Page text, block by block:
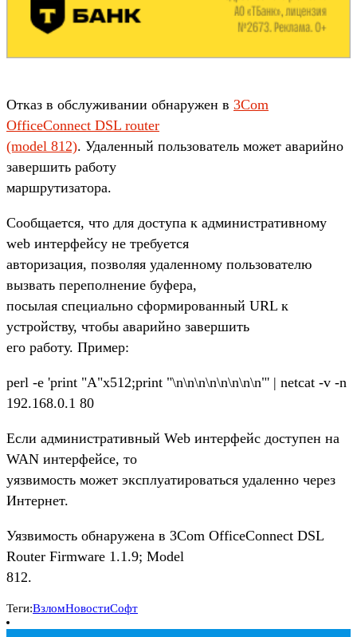
Отказ в обслуживании обнаружен в 3Com
OfficeConnect DSL router
(model 812). Удаленный пользователь может аварийно
завершить работу
маршрутизатора.
Сообщается, что для доступа к административному
web интерфейсу не требуется
авторизация, позволяя удаленному пользователю
вызвать переполнение буфера,
посылая специально сформированный URL к
устройству, чтобы аварийно завершить
его работу. Пример:
perl -e 'print "A"x512;print "\n\n\n\n\n\n\n\n"' | netcat -v -n
192.168.0.1 80
Если административный Web интерфейс доступен на
WAN интерфейсе, то
уязвимость может эксплуатироваться удаленно через
Интернет.
Уязвимость обнаружена в 3Com OfficeConnect DSL
Router Firmware 1.1.9; Model
812.
Теги:ВзломНовостиСофт